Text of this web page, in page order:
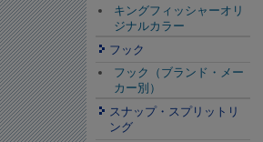
キングフィッシャーオリ
ジナルカラー
フック
フック（ブランド・メー
カー別）
スナップ・スプリットリ
ング